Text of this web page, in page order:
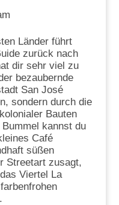
Länder führt
zurück nach
dir sehr viel zu
bezaubernde
San José
sondern durch die
Bauten
kannst du
Café
süßen
Streetart zusagt,
Viertel La